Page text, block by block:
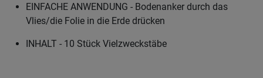
EINFACHE ANWENDUNG - Bodenanker durch das
Vlies/die Folie in die Erde drücken
INHALT - 10 Stück Vielzweckstäbe